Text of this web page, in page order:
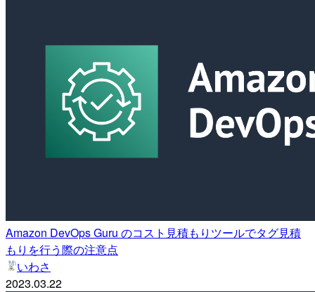
Amazon DevOps Guru のコスト見積もりツールでタグ見積
もりを行う際の注意点
いわさ
2023.03.22